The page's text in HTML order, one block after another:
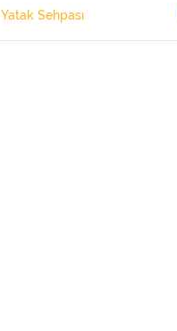
Yatak Sehpası